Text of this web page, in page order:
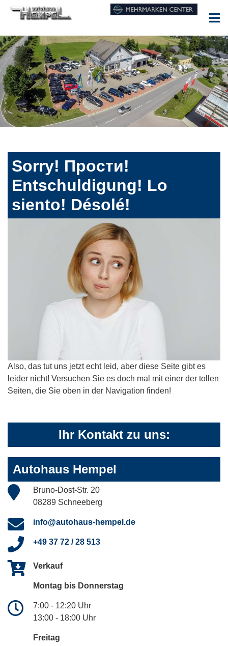
Sorry! Прости!
Entschuldigung! Lo
siento! Désolé!
Also, das tut uns jetzt echt leid, aber diese Seite gibt es
leider nicht! Versuchen Sie es doch mal mit einer der tollen
Seiten, die Sie oben in der Navigation finden!
Ihr Kontakt zu uns:
Autohaus Hempel
Bruno-Dost-Str. 20
08289 Schneeberg
info@autohaus-hempel.de
+49 37 72 / 28 513
Verkauf
Montag bis Donnerstag
7:00 - 12:20 Uhr
13:00 - 18:00 Uhr
Freitag